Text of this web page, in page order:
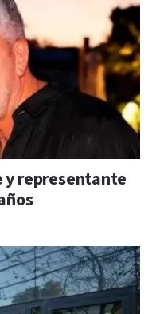
y representante